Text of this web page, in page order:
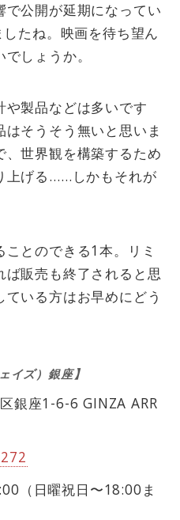
公開が延期になってい
たね。映画を待ち望ん
しょうか。
製品などは多いです
そうそう無いと思いま
世界観を構築するため
上げる……しかもそれが
とのできる1本。リミ
販売も終了されると思
いる方はお早めにどう
銀座1-6-6 GINZA ARR
（日曜祝日〜18:00ま
イズ）銀座】